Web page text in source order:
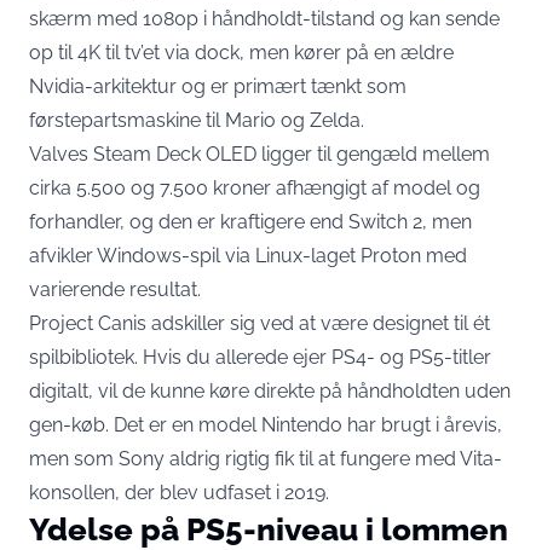
skærm med 1080p i håndholdt-tilstand og kan sende
op til 4K til tv’et via dock, men kører på en ældre
Nvidia-arkitektur og er primært tænkt som
førstepartsmaskine til Mario og Zelda.
Valves Steam Deck OLED ligger til gengæld mellem
cirka 5.500 og 7.500 kroner afhængigt af model og
forhandler, og den er kraftigere end Switch 2, men
afvikler Windows-spil via Linux-laget Proton med
varierende resultat.
Project Canis adskiller sig ved at være designet til ét
spilbibliotek. Hvis du allerede ejer PS4- og PS5-titler
digitalt, vil de kunne køre direkte på håndholdten uden
gen-køb. Det er en model Nintendo har brugt i årevis,
men som Sony aldrig rigtig fik til at fungere med Vita-
konsollen, der blev udfaset i 2019.
Ydelse på PS5-niveau i lommen